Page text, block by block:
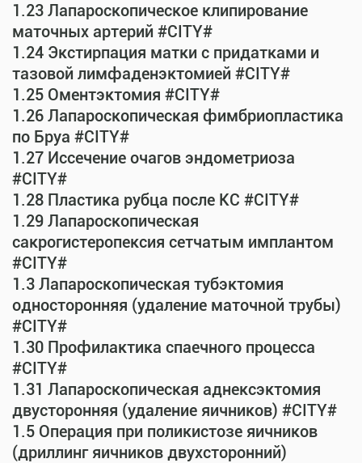
1.23 Лапароскопическое клипирование
маточных артерий #CITY#
1.24 Экстирпация матки с придатками и
тазовой лимфаденэктомией #CITY#
1.25 Оментэктомия #CITY#
1.26 Лапароскопическая фимбриопластика
по Бруа #CITY#
1.27 Иссечение очагов эндометриоза
#CITY#
1.28 Пластика рубца после КС #CITY#
1.29 Лапароскопическая
сакрогистеропексия сетчатым имплантом
#CITY#
1.3 Лапароскопическая тубэктомия
односторонняя (удаление маточной трубы)
#CITY#
1.30 Профилактика спаечного процесса
#CITY#
1.31 Лапароскопическая аднексэктомия
двусторонняя (удаление яичников) #CITY#
1.5 Операция при поликистозе яичников
(дриллинг яичников двухсторонний)